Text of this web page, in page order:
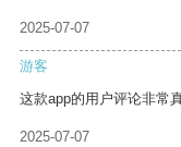
2025-07-07
游客
这款app的用户评论非常
2025-07-07